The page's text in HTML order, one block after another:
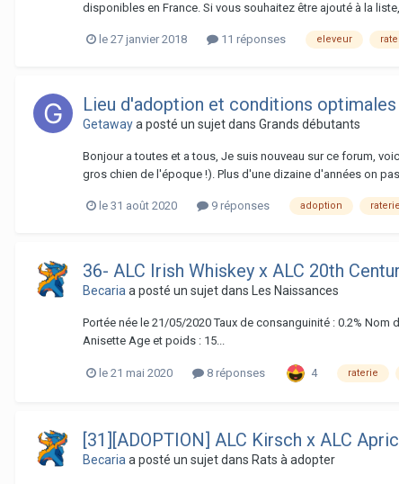
disponibles en France. Si vous souhaitez être ajouté à la
le 27 janvier 2018 11 réponses eleveur
Lieu d'adoption et conditions optimales
Getawaya posté un sujet dans Grands débutants
Bonjour a toutes et a tous, Je suis nouveau sur ce forum,
gros chien de l'époque !). Plus d'une dizaine d'années on
le 31 août 2020 9 réponses adoption raterie
36- ALC Irish Whiskey x ALC 20th
Becaria a posté un sujet dans Les Naissances
Portée née le 21/05/2020 Taux de consanguinité : 0.2% Nom
Anisette Age et poids : 15...
le 21 mai 2020 8 réponses 4 raterie
[31][ADOPTION] ALC Kirsch x ALC
Becaria a posté un sujet dans Rats à adopter